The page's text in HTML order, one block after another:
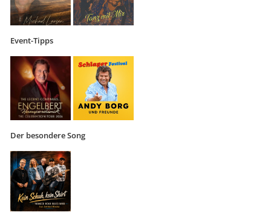
Event-Tipps
Der besondere Song